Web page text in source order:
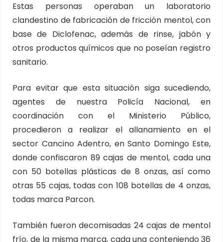
Estas personas operaban un laboratorio
clandestino de fabricación de fricción mentol, con
base de Diclofenac, además de rinse, jabón y
otros productos químicos que no poseían registro
sanitario.
Para evitar que esta situación siga sucediendo,
agentes de nuestra Policía Nacional, en
coordinación con el Ministerio Público,
procedieron a realizar el allanamiento en el
sector Cancino Adentro, en Santo Domingo Este,
donde confiscaron 89 cajas de mentol, cada una
con 50 botellas plásticas de 8 onzas, así como
otras 55 cajas, todas con 108 botellas de 4 onzas,
todas marca Parcon.
También fueron decomisadas 24 cajas de mentol
frío, de la misma marca, cada una conteniendo 36